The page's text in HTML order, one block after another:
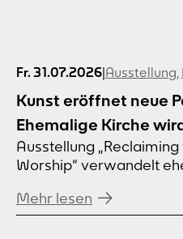
Fr. 31.07.2026|Ausstellung,
Kunst eröffnet neue
Ehemalige Kirche
Kunst und
Ausstellung
Worship“ verwandelt
leerstehende Kirchen zu
Begegnung werden?
Mehr lesen